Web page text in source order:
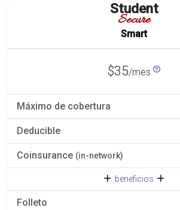
Student
Secure
Smart
$35/mes
Máximo de cobertura
Deducible
Coinsurance (in-network)
beneficios
Folleto